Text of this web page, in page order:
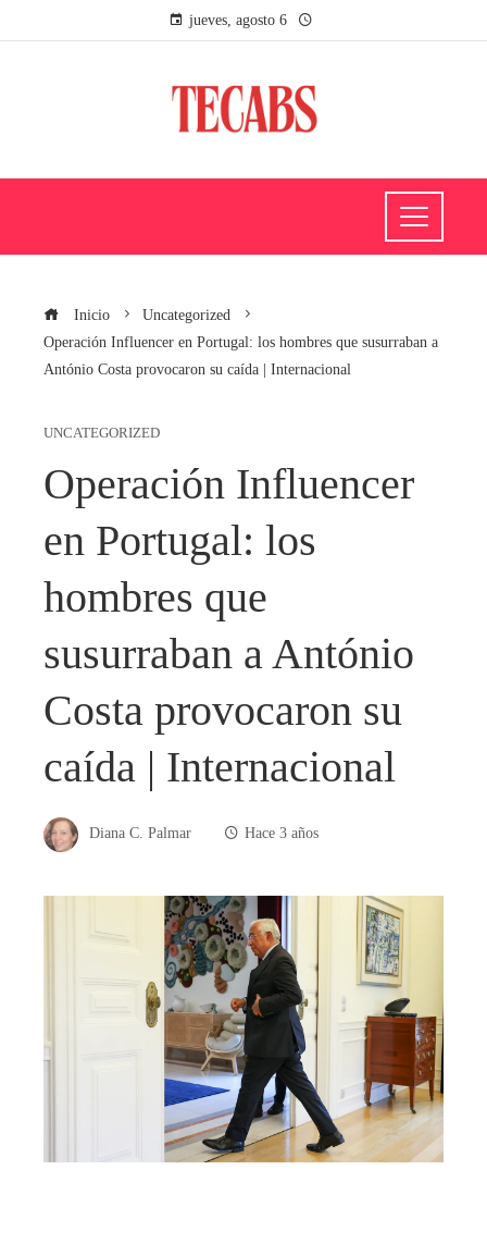
jueves, agosto 6
Inicio
Uncategorized
Operación Influencer en Portugal: los hombres que susurraban a
António Costa provocaron su caída | Internacional
UNCATEGORIZED
Operación Influencer
en Portugal: los
hombres que
susurraban a António
Costa provocaron su
caída | Internacional
Diana C. Palmar Hace 3 años